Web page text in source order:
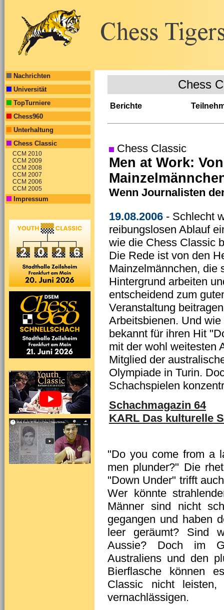
Nachrichten
Universität
TopTurniere
Chess960
Unterhaltung
Chess Classic
CCM 2010
CCM 2009
CCM 2008
CCM 2007
CCM 2006
CCM 2005
Impressum
Chess
Berichte
Chess Classic
Men at Work:
Wenn Journalisten
19.08.2006 - Schlecht
reibungslosen Ablauf
wie die Chess Classic
Die Rede ist von den
Mainzelmännchen, die
Hintergrund arbeiten
entscheidend zum
Veranstaltung
Arbeitsbienen. Und
bekannt für ihren Hit
mit der wohl weitesten
Mitglied der
Olympiade in Turin.
Schachspielen
Schachmagazin 64
KARL Das kulturelle
"Do you come from a
men plunder?" Die
"Down Under" trifft
Wer könnte
Männer sind nicht
gegangen und haben
leer geräumt? Sind
Aussie? Doch im
Australiens und den
Bierflasche können
Classic nicht
vernachlässigen.